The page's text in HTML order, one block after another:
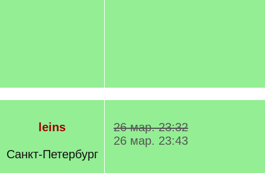
leins
Санкт-Петербург
26 мар. 23:32
26 мар. 23:43